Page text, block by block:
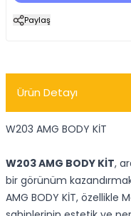
Paylaş
Ürün Detayı
W203 AMG BODY KİT
W203 AMG BODY KİT,
bir görünüm
AMG BODY KİT, özellikle